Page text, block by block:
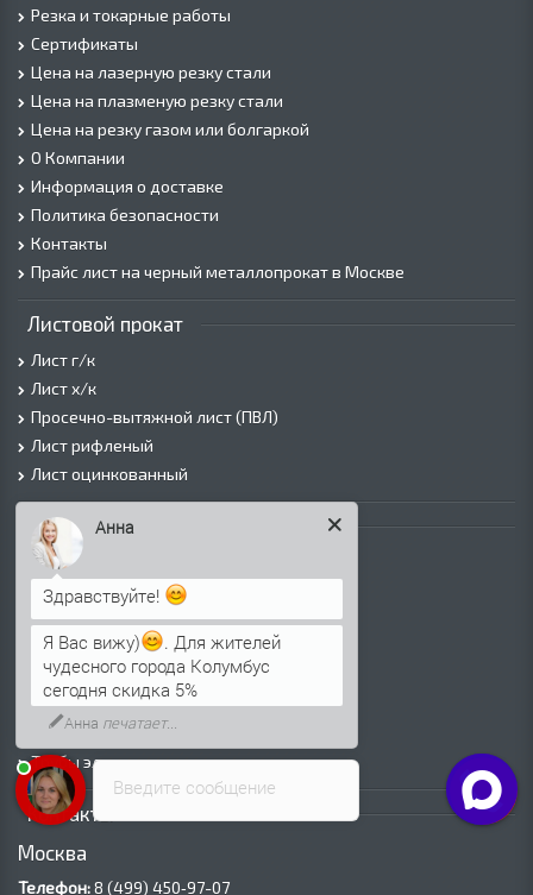
Резка и токарные работы
Сертификаты
Цена на лазерную резку стали
Цена на плазменую резку стали
Цена на резку газом или болгаркой
О Компании
Информация о доставке
Политика безопасности
Контакты
Прайс лист на черный металлопрокат в Москве
Листовой прокат
Лист г/к
Лист х/к
Просечно-вытяжной лист (ПВЛ)
Лист рифленый
Лист оцинкованный
Трубы
Трубы горячедеформированные
Труба холоднодеформированная
Трубы ВГП (Водогазопроводные)
Трубы ВГП оцинкованные
Трубы электросварные круглые
Трубы электросварные квадратные
Трубы электросварные прямоугольные
Трубы электросварные оцинкованные
Контакты
Москва
Телефон:8 (499) 450‑97-07
Введите сообщение
Анна
Здравствуйте!
Я Вас вижу)
. Для жителей
чудесного города Колумбус
сегодня скидка 5%
Анна печатает...